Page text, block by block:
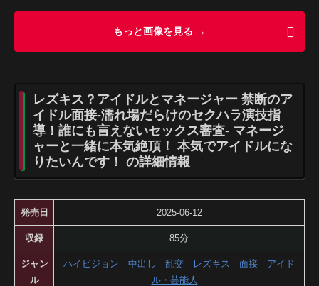
もっと画像を見る →
レズキス？アイドルとマネージャー 禁断のア
イドル面接-濡れ場だらけのセクハラ演技指
導！誰にも言えないセックス審査- マネージ
ャーと一緒に本気絶頂！ 本気でアイドルにな
りたいんです！ の詳細情報
発売日 2025-06-12
収録 85分
ジャン
ル
ハイビジョン 中出し 乱交 レズキス 面接
アイド
ル・芸能人